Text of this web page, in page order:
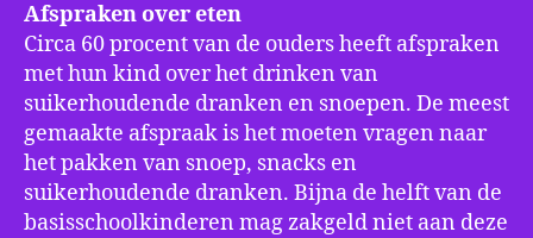
Afspraken over eten
Circa 60 procent van de ouders heeft afspraken
met hun kind over het drinken van
suikerhoudende dranken en snoepen. De meest
gemaakte afspraak is het moeten vragen naar
het pakken van snoep, snacks en
suikerhoudende dranken. Bijna de helft van de
basisschoolkinderen mag zakgeld niet aan deze